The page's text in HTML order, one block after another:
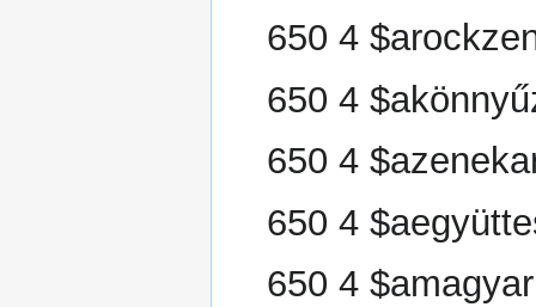
650 4
650 4
650 4
650 4
650 4